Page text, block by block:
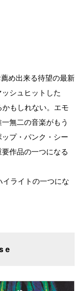
め出来る待望の最新
シュヒットした
もしれない。エモ
無二の音楽がもう
プ・パンク・シー
作品の一つになる
イライトの一つにな